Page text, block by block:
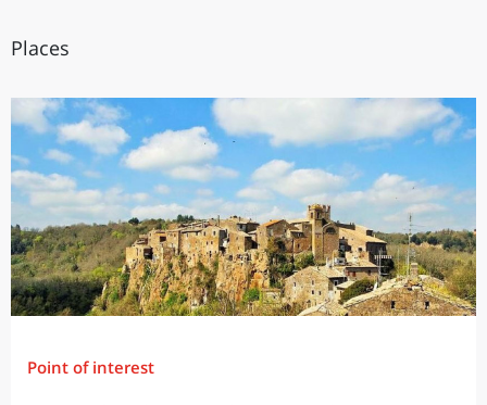
Places
Point of interest